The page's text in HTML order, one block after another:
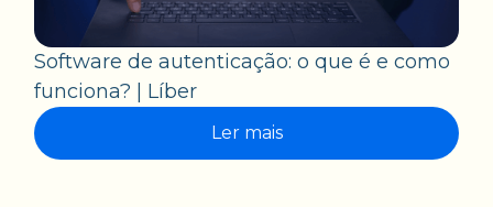
Software de autenticação: o que é e como
funciona? | Líber
Ler mais